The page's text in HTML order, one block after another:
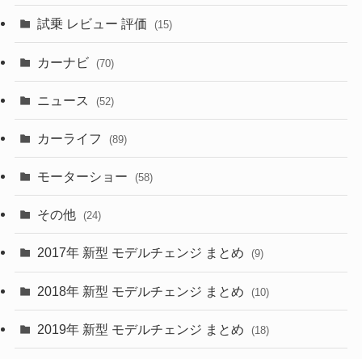
(253)
(50)
(43)
(6)
(9)
(30)
(27)
(58)
(28)
(27)
(26)
(10)
(35)
(3)
(1)
(5)
(7)
試乗 レビュー 評価 (15)
カーナビ (70)
ニュース (52)
カーライフ (89)
モーターショー (58)
その他 (24)
2017年 新型 モデルチェンジ まとめ (9)
2018年 新型 モデルチェンジ まとめ (10)
2019年 新型 モデルチェンジ まとめ (18)